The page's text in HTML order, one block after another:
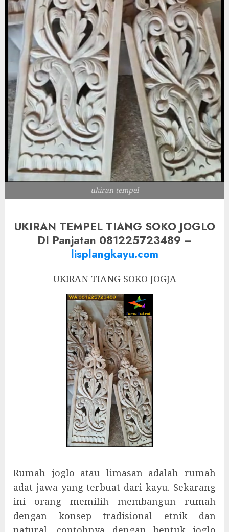
ukiran tempel
UKIRAN TEMPEL TIANG SOKO JOGLO
DI Panjatan 081225723489 –
lisplangkayu.com
UKIRAN TIANG SOKO JOGJA
Rumah joglo atau limasan adalah rumah
adat jawa yang terbuat dari kayu. Sekarang
ini orang memilih membangun rumah
dengan konsep tradisional etnik dan